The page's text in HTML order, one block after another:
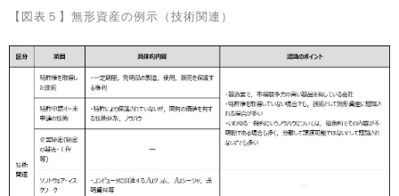
【図表５】無形資産の例示（技術関連）